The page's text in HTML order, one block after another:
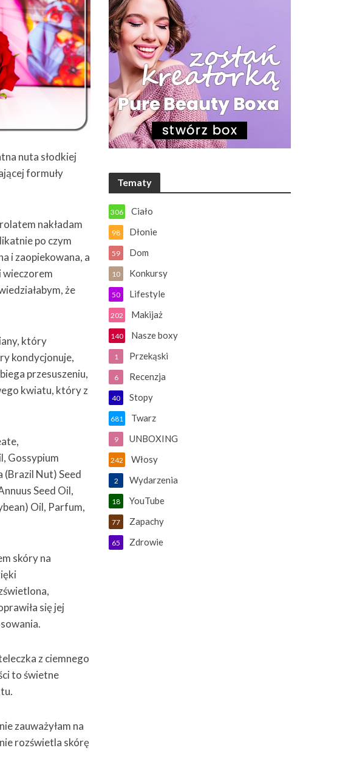
nuta słodkiej
formuły
nakładam
po czym
i zaopiekowana, a
wieczorem
że
który
kondycjonuje,
przesuszeniu,
kwiatu, który z
Gossypium
(Brazil Nut) Seed
Seed Oil,
Oil, Parfum,
skóry na
się jej
z ciemnego
to świetne
zauważyłam na
rozświetla skórę
Tematy
Ciało
306
Dłonie
98
Dom
59
Konkursy
10
Lifestyle
50
Makijaż
202
Nasze boxy
140
Przekąski
1
Recenzja
6
Stopy
40
Twarz
681
UNBOXING
9
Włosy
242
Wydarzenia
2
YouTube
18
Zapachy
77
Zdrowie
65